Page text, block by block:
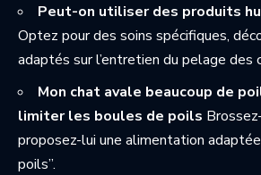
Peut-on utiliser des produits
Optez pour des soins spécifiques,
adaptés surl’entretien du pelage des
Mon chat avale beaucoup de
limiter les boules de poils
proposez-lui une alimentation
poils”.